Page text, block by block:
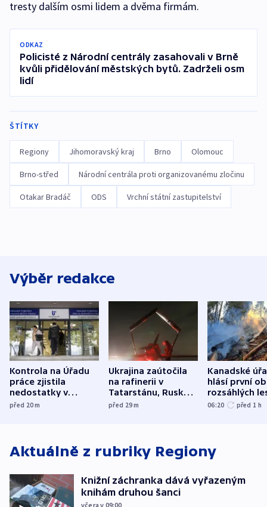
tresty dalším osmi lidem a dvěma firmám.
ODKAZ
Policisté z Národní centrály zasahovali v Brně
kvůli přidělování městských bytů. Zadrželi osm
lidí
ŠTÍTKY
Regiony Jihomoravský kraj Brno Olomouc
Brno-střed Národní centrála proti organizovanému zločinu
Otakar Bradáč ODS Vrchní státní zastupitelství
Výběr redakce
Kontrola na Úřadu
práce zjistila
nedostatky v
účetnictví za 5,6
před 20m
Ukrajina zaútočila
na rafinerii v
Tatarstánu, Rusko
bombardovalo
před 29m
Kanadské
hlásí první
rozsáhlých
požárů
06:20 před 1 h
Aktuálně z rubriky Regiony
Knižní záchranka dává vyřazeným
knihám druhou šanci
včera v 09:00